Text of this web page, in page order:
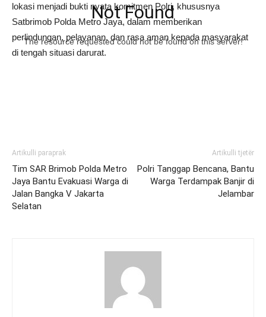
lokasi menjadi bukti nyata komitmen Polri, khususnya
Satbrimob Polda Metro Jaya, dalam memberikan
perlindungan, pelayanan, dan rasa aman kepada masyarakat
di tengah situasi darurat.
Artikulli paraprak
Tim SAR Brimob Polda Metro
Jaya Bantu Evakuasi Warga di
Jalan Bangka V Jakarta
Selatan
Artikulli tjetër
Polri Tanggap Bencana, Bantu
Warga Terdampak Banjir di
Jelambar
Not Found
The resource requested could not be found on this server!